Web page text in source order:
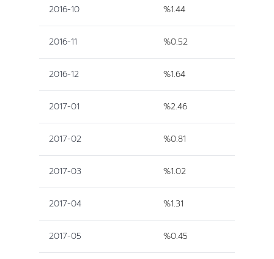
2016-10 %1.44
2016-11 %0.52
2016-12 %1.64
2017-01 %2.46
2017-02 %0.81
2017-03 %1.02
2017-04 %1.31
2017-05 %0.45